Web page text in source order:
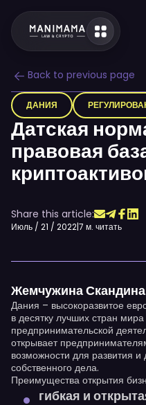
Back to previous page
ДАНИЯ
Датская
правовая
Share this article:
Июль / 21 / 2022|7 м. читать
Жемчужина
Дания – высокоразвитое
в десятку лучших стран
предпринимательской
открывает
возможности для развития
собственного дела.
Преимущества открытия
гибкая и